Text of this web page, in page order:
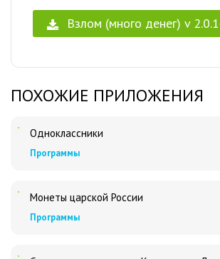
Взлом (много денег) v
ПОХОЖИЕ ПРИЛОЖЕНИЯ
Одноклассники
Программы
Монеты царской России
Программы